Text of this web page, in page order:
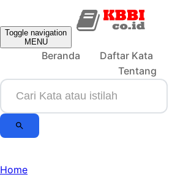
Toggle navigation
MENU
Beranda Daftar Kata
Tentang
Home